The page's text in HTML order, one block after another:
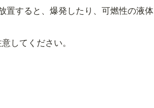
置すると、爆発したり、可燃性の液体
してください。